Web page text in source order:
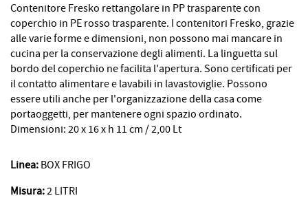
Contenitore Fresko rettangolare in PP trasparente con
coperchio in PE rosso trasparente. I contenitori Fresko, grazie
alle varie forme e dimensioni, non possono mai mancare in
cucina per la conservazione degli alimenti. La linguetta sul
bordo del coperchio ne facilita l'apertura. Sono certificati per
il contatto alimentare e lavabili in lavastoviglie. Possono
essere utili anche per l'organizzazione della casa come
portaoggetti, per mantenere ogni spazio ordinato.
Dimensioni: 20 x 16 x h 11 cm / 2,00 Lt
Linea: BOX FRIGO
Misura:2 LITRI